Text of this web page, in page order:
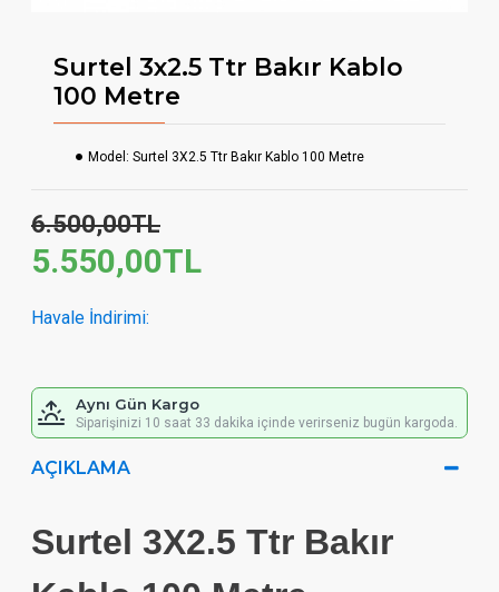
Surtel 3x2.5 Ttr Bakır Kablo
100 Metre
5.550,00TL
6.500,00TL
Havale İndirimi:
Model: Surtel 3X2.5 Ttr Bakır Kablo 100 Metre
Aynı Gün Kargo
Siparişinizi 10 saat 33 dakika içinde verirseniz bugün kargoda.
AÇIKLAMA
Surtel 3X2.5 Ttr Bakır